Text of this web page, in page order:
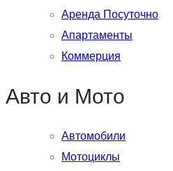
Аренда Посуточно
Апартаменты
Коммерция
Авто и Мото
Автомобили
Мотоциклы